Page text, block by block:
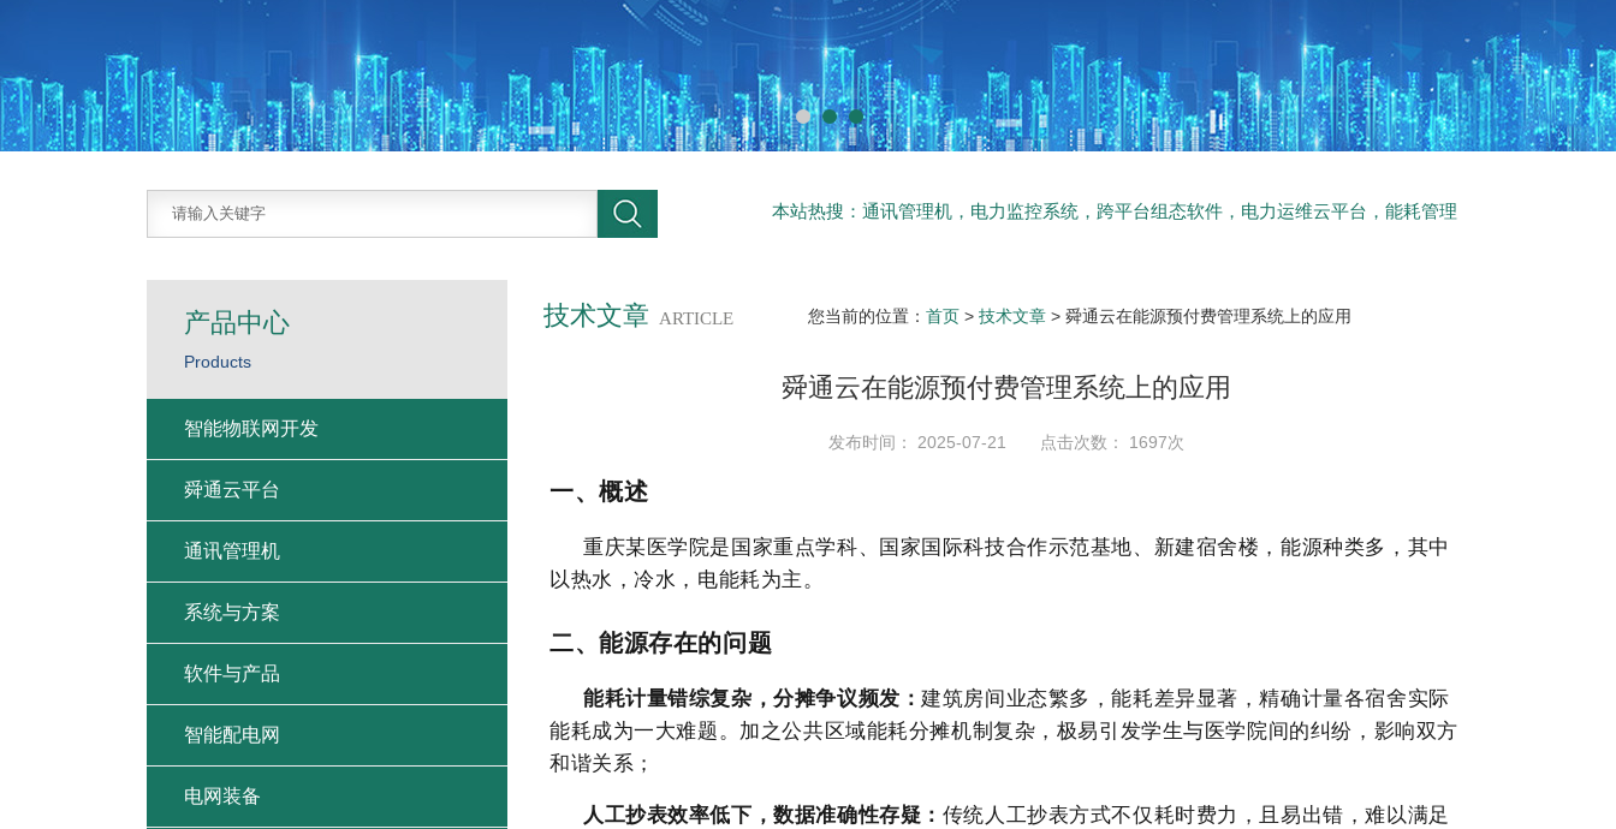
本站热搜：通讯管理机，电力监控系统，跨平台组态软件，电力运维云平台，能耗管理
技术文章 ARTICLE 您当前的位置： 首页 > 技术文章 > 舜通云在能源预付费管理系统上的应用
舜通云在能源预付费管理系统上的应用
发布时间： 2025-07-21 点击次数： 1697次
一、概述
重庆某医学院是国家重点学科、国家国际科技合作示范基地、新建宿舍楼，能源种类多，其中
以热水，冷水，电能耗为主。
二、能源存在的问题
能耗计量错综复杂，分摊争议频发：建筑房间业态繁多，能耗差异显著，精确计量各宿舍实际
能耗成为一大难题。加之公共区域能耗分摊机制复杂，极易引发学生与医学院间的纠纷，影响双方
和谐关系；
人工抄表效率低下，数据准确性存疑： 传统人工抄表方式不仅耗时费力，且易出错，难以满足
产品中心
Products
智能物联网开发
舜通云平台
通讯管理机
系统与方案
软件与产品
智能配电网
电网装备